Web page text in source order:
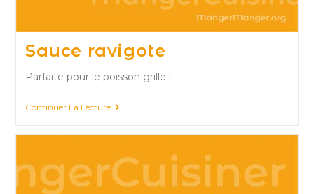
Sauce ravigote
Parfaite pour le poisson grillé !
Continuer La LectureSauce
Ravigote